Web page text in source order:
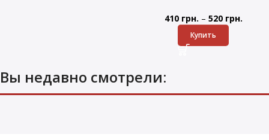
410 грн. – 520 грн.
Купить
Вы недавно смотрели: